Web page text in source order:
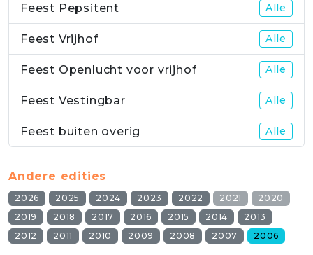
Feest Pepsitent Alle
Feest Vrijhof Alle
Feest Openlucht voor vrijhof Alle
Feest Vestingbar Alle
Feest buiten overig Alle
Andere edities
2026 2025 2024 2023 2022 2021
2020
2019
2018 2017 2016 2015 2014
2013
2012
2011 2010 2009 2008 2007 2006